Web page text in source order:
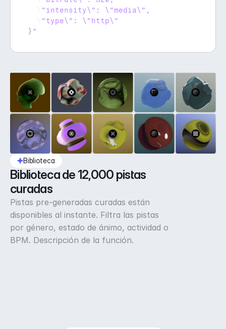
} "
Biblioteca
Biblioteca de 12,000 pistas
curadas
Pistas pre-generadas curadas están
disponibles al instante. Filtra las pistas
por género, estado de ánimo, actividad o
BPM. Descripción de la función.